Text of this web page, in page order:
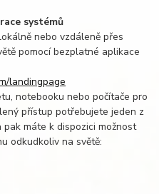
systémů
nebo vzdáleně přes
pomocí bezplatné aplikace
landingpage
notebooku nebo počítače pro
přístup potřebujete jeden z
máte k dispozici možnost
odkudkoliv na světě: